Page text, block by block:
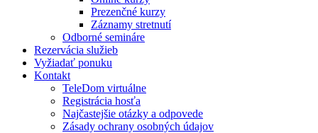
Prezenčné kurzy
Záznamy stretnutí
Odborné semináre
Rezervácia služieb
Vyžiadať ponuku
Kontakt
TeleDom virtuálne
Registrácia hosťa
Najčastejšie otázky a odpovede
Zásady ochrany osobných údajov